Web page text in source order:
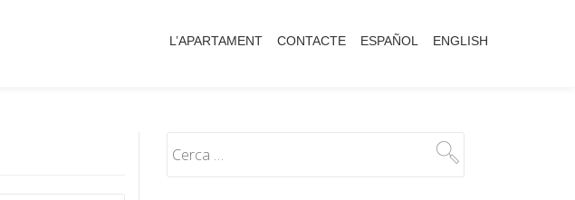
L’APARTAMENT CONTACTE ESPAÑOL ENGLISH